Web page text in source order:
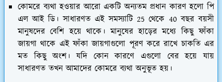
কোমরে ব্যথা হওয়ার আরো একটি অন্যতম প্রধান কারণ হলো পি
এল আই ডি। সাধারণত এই সমস্যাটি 25 থেকে 40 বছর বয়সী
মানুষদের বেশি হয়ে থাকে। মানুষের হাড়ের মধ্যে কিছু ফাঁকা
জায়গা থাকে এই ফাঁকা জায়গাগুলো পূরণ করে রাখে চাকতি এর
মত কিছু অংশ। যদি কোন কারণে এগুলো বের হয়ে যায়
সাধারণত তখন আমাদের কোমরে ব্যথা অনুভূত হয়।